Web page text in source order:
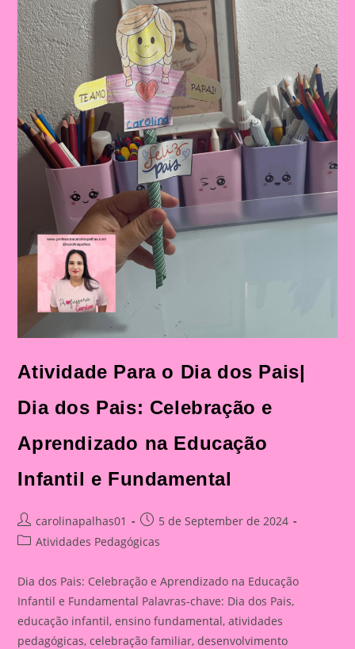
Atividade Para o Dia dos Pais|
Dia dos Pais: Celebração e
Aprendizado na Educação
Infantil e Fundamental
Post
author:
carolinapalhas01
Post
published:
5 de September de 2024
PostAtividades Pedagógicas
Dia dos Pais: Celebração e Aprendizado na Educação
Infantil e Fundamental Palavras-chave: Dia dos Pais,
educação infantil, ensino fundamental, atividades
pedagógicas, celebração familiar, desenvolvimento